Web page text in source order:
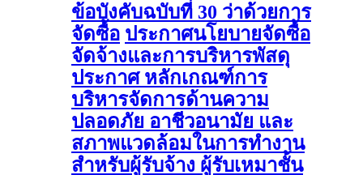
ข้อบังคับฉบับที่ 30 ว่าด้วยการ
จัดซื้อ ประกาศนโยบายจัดซื้อ
จัดจ้างและการบริหารพัสดุ
ประกาศ หลักเกณฑ์การ
บริหารจัดการด้านความ
ปลอดภัย อาชีวอนามัย และ
สภาพแวดล้อมในการทำงาน
สำหรับผู้รับจ้าง ผู้รับเหมาชั้น